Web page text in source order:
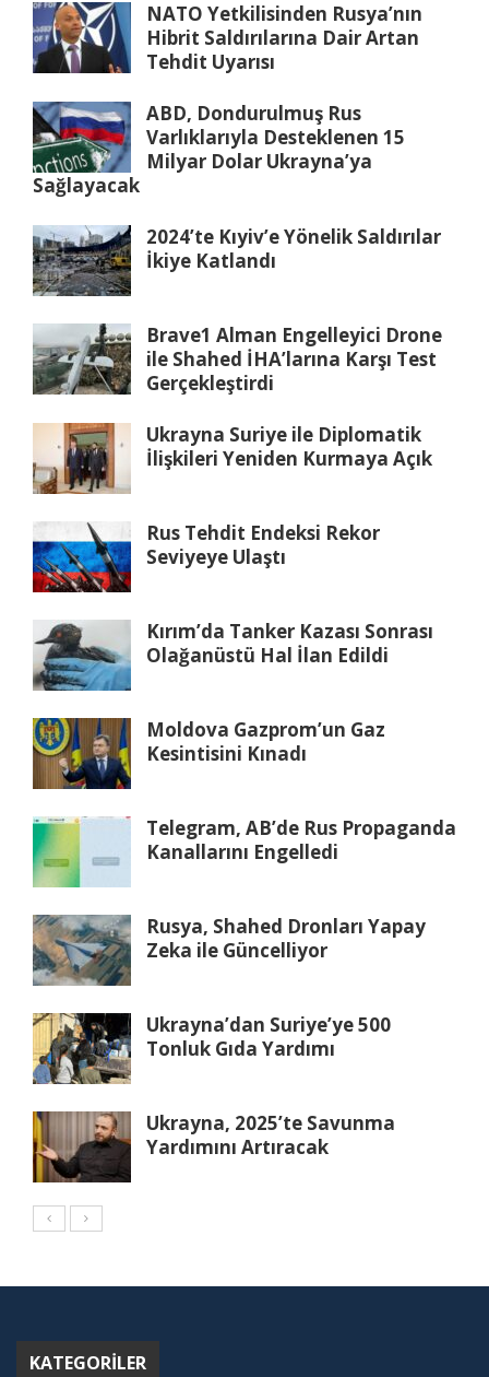
NATO Yetkilisinden Rusya’nın
Hibrit Saldırılarına Dair Artan
Tehdit Uyarısı
ABD, Dondurulmuş Rus
Varlıklarıyla Desteklenen 15
Milyar Dolar Ukrayna’ya
Sağlayacak
2024’te Kıyiv’e Yönelik Saldırılar
İkiye Katlandı
Brave1 Alman Engelleyici Drone
ile Shahed İHA’larına Karşı Test
Gerçekleştirdi
Ukrayna Suriye ile Diplomatik
İlişkileri Yeniden Kurmaya Açık
Rus Tehdit Endeksi Rekor
Seviyeye Ulaştı
Kırım’da Tanker Kazası Sonrası
Olağanüstü Hal İlan Edildi
Moldova Gazprom’un Gaz
Kesintisini Kınadı
Telegram, AB’de Rus Propaganda
Kanallarını Engelledi
Rusya, Shahed Dronları Yapay
Zeka ile Güncelliyor
Ukrayna’dan Suriye’ye 500
Tonluk Gıda Yardımı
Ukrayna, 2025’te Savunma
Yardımını Artıracak
KATEGORILER